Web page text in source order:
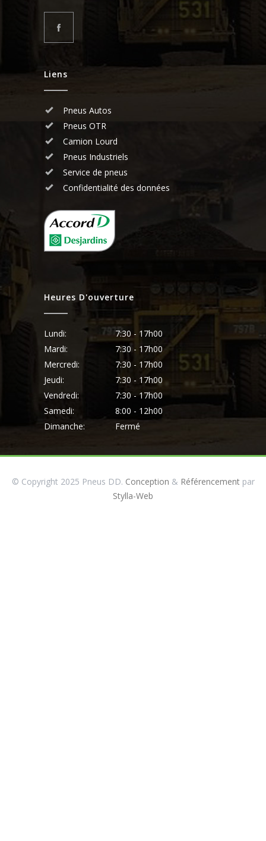
Liens
Pneus Autos
Pneus OTR
Camion Lourd
Pneus Industriels
Service de pneus
Confidentialité des données
Heures D'ouverture
Lundi:
7:30 - 17h00
Mardi:
7:30 - 17h00
Mercredi:
7:30 - 17h00
Jeudi:
7:30 - 17h00
Vendredi:
7:30 - 17h00
Samedi:
8:00 - 12h00
Dimanche:
Fermé
© Copyright 2025 Pneus DD. Conception & Référencementpar
Stylla-Web